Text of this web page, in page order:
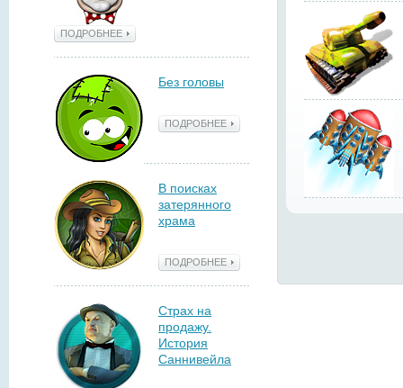
ПОДРОБНЕЕ
Без головы
ПОДРОБНЕЕ
В поисках
затерянного
храма
ПОДРОБНЕЕ
Страх на
продажу.
История
Саннивейла